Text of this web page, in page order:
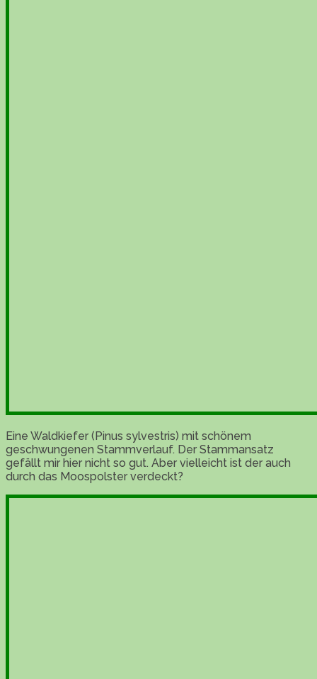
Eine Waldkiefer (Pinus sylvestris) mit schönem
geschwungenen Stammverlauf. Der Stammansatz
gefällt mir hier nicht so gut. Aber vielleicht ist der auch
durch das Moospolster verdeckt?